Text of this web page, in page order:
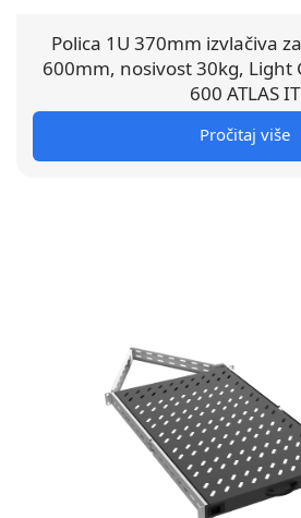
Polica 1U 370mm izvlačiva
600mm, nosivost 30kg, Light
600 ATLAS IT
Pročitaj više